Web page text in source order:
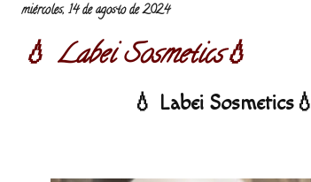
miércoles, 14 de agosto de 2024
💧 Labei Sosmetics💧
💧 Labei Sosmetics💧